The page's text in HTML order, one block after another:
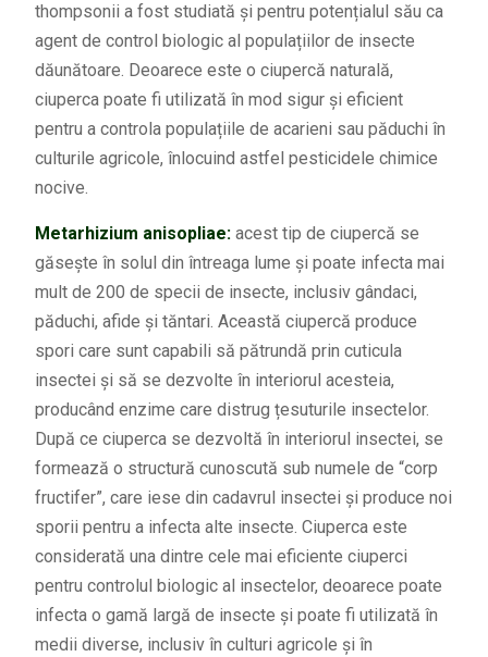
thompsonii a fost studiată și pentru potențialul său ca
agent de control biologic al populațiilor de insecte
dăunătoare. Deoarece este o ciupercă naturală,
ciuperca poate fi utilizată în mod sigur și eficient
pentru a controla populațiile de acarieni sau păduchi în
culturile agricole, înlocuind astfel pesticidele chimice
nocive.
Metarhizium anisopliae:acest tip de ciupercă se
găsește în solul din întreaga lume și poate infecta mai
mult de 200 de specii de insecte, inclusiv gândaci,
păduchi, afide și tăntari. Această ciupercă produce
spori care sunt capabili să pătrundă prin cuticula
insectei și să se dezvolte în interiorul acesteia,
producând enzime care distrug țesuturile insectelor.
După ce ciuperca se dezvoltă în interiorul insectei, se
formează o structură cunoscută sub numele de “corp
fructifer”, care iese din cadavrul insectei și produce noi
sporii pentru a infecta alte insecte. Ciuperca este
considerată una dintre cele mai eficiente ciuperci
pentru controlul biologic al insectelor, deoarece poate
infecta o gamă largă de insecte și poate fi utilizată în
medii diverse, inclusiv în culturi agricole și în